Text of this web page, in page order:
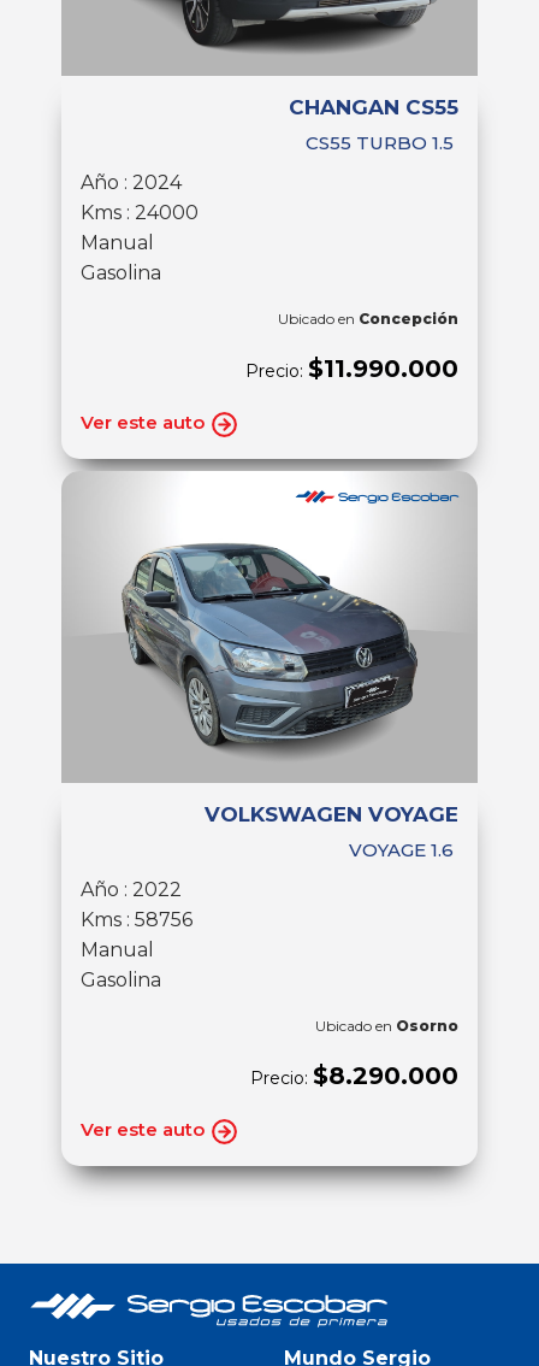
CHANGAN CS55
CS55 TURBO 1.5
Año : 2024
Kms : 24000
Manual
Gasolina
Ubicado en Concepción
Precio: $11.990.000
Ver este auto
VOLKSWAGEN VOYAGE
VOYAGE 1.6
Año : 2022
Kms : 58756
Manual
Gasolina
Ubicado en Osorno
Precio: $8.290.000
Ver este auto
Nuestro Sitio Mundo Sergio